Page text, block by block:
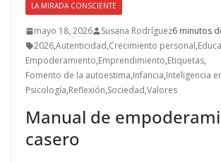
LA MIRADA CONSCIENTE
mayo 18, 2026 Susana Rodríguez6 minutos
2026,Autenticidad,Crecimiento personal,
Empoderamiento,Emprendimiento,Etiquetas,
Fomento de la autoestima,Infancia,Inteligencia
Psicología,Reflexión,Sociedad,Valores
Manual de
casero